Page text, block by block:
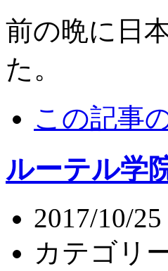
前の晩に日
た。
この記事
ルーテル学
2017/10/
カテゴリ